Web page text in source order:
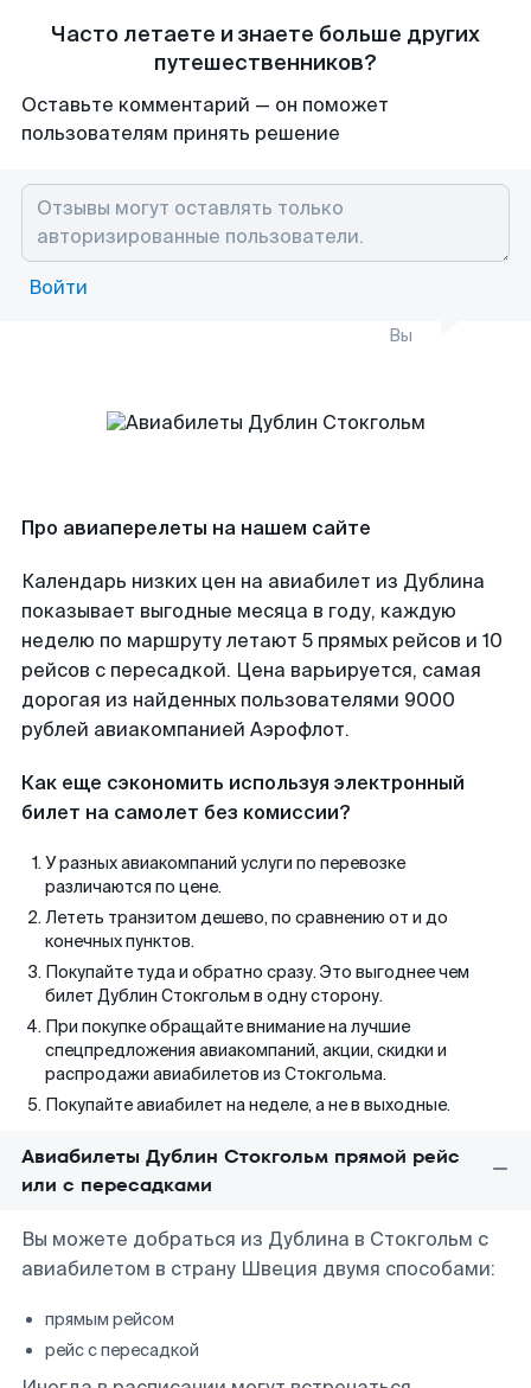
Часто летаете и знаете больше других
путешественников?
Оставьте комментарий — он поможет
пользователям принять решение
Войти
Вы
Про авиаперелеты на нашем сайте
Календарь низких цен на авиабилет из Дублина
показывает выгодные месяца в году, каждую
неделю по маршруту летают 5 прямых рейсов и 10
рейсов с пересадкой. Цена варьируется, самая
дорогая из найденных пользователями 9000
рублей авиакомпанией Аэрофлот.
Как еще сэкономить используя электронный
билет на самолет без комиссии?
У разных авиакомпаний услуги по перевозке
различаются по цене.
Лететь транзитом дешево, по сравнению от и до
конечных пунктов.
Покупайте туда и обратно сразу. Это выгоднее чем
билет Дублин Стокгольм в одну сторону.
При покупке обращайте внимание на лучшие
спецпредложения авиакомпаний, акции, скидки и
распродажи авиабилетов из Стокгольма.
Покупайте авиабилет на неделе, а не в выходные.
Авиабилеты Дублин Стокгольм прямой рейс
или с пересадками
Вы можете добраться из Дублина в Стокгольм с
авиабилетом в страну Швеция двумя способами:
прямым рейсом
рейс с пересадкой